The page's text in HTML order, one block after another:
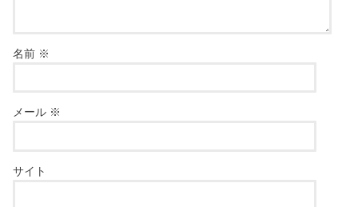
名前 ※
メール ※
サイト